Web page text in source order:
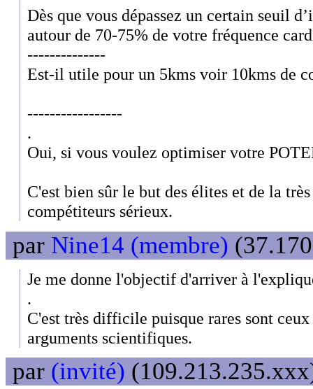
Dès que vous dépassez un certain seuil
autour de 70-75% de votre fréquence
--------------
Est-il utile pour un 5kms voir 10kms de
-----------------
.
Oui, si vous voulez optimiser votre
C'est bien sûr le but des élites et de la
compétiteurs sérieux.
par Nine14 (membre)
Je me donne l'objectif d'arriver à
.
C'est très difficile puisque rares sont
arguments scientifiques.
par (invité)